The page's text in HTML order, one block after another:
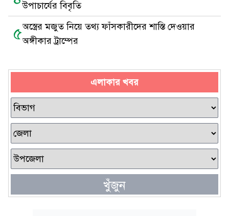
উপাচার্যের বিবৃতি
৫অস্ত্রের মজুত নিয়ে তথ্য ফাঁসকারীদের শাস্তি দেওয়ার
অঙ্গীকার ট্রাম্পের
এলাকার খবর
খুঁজুন